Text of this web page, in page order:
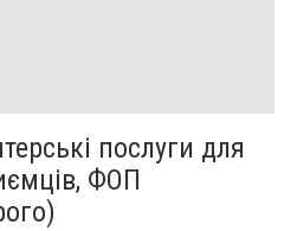
послуги для
ФОП